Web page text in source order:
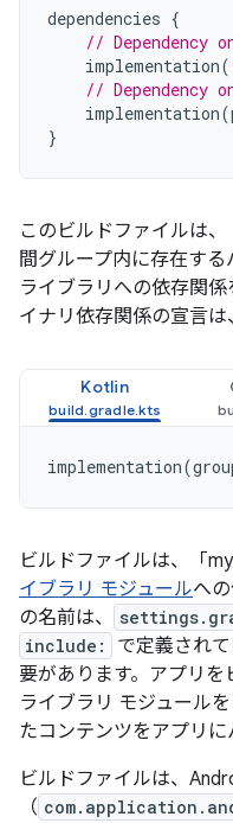
dependencies {
// Dependency
implementation(
// Dependency
implementation(
}
このビルドファイルは
間グループ内に存在する
ライブラリへの依存関
イナリ依存関係の宣言は
Kotlin
implementation(
ビルドファイルは、「
イブラリ モジュールへ
の名前は、
include:
で定義され
要があります。アプリ
ライブラリ モジュール
たコンテンツをアプリに
ビルドファイルは、
（